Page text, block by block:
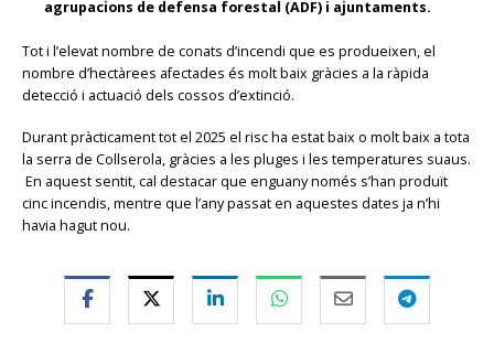
agrupacions de defensa forestal (ADF) i ajuntaments.
Tot i l’elevat nombre de conats d’incendi que es produeixen, el
nombre d’hectàrees afectades és molt baix gràcies a la ràpida
detecció i actuació dels cossos d’extinció.
Durant pràcticament tot el 2025 el risc ha estat baix o molt baix a tota
la serra de Collserola, gràcies a les pluges i les temperatures suaus.
En aquest sentit, cal destacar que enguany només s’han produït
cinc incendis, mentre que l’any passat en aquestes dates ja n’hi
havia hagut nou.